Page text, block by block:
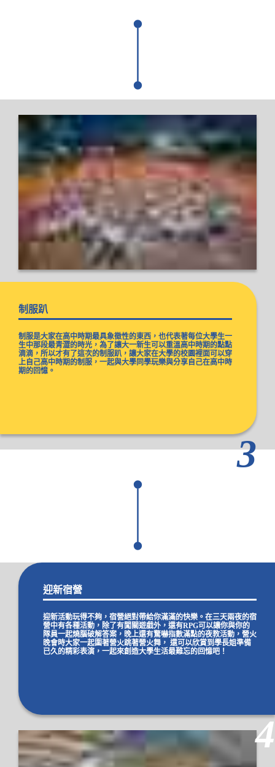
制服趴
制服是大家在高中時期最具象徵性的東西，也代表著每位大學生一
生中那段最青澀的時光，為了讓大一新生可以重溫高中時期的點點
滴滴，所以才有了這次的制服趴，讓大家在大學的校園裡面可以穿
上自己高中時期的制服，一起與大學同學玩樂與分享自己在高中時
期的回憶。
3
迎新宿營
迎新活動玩得不夠，宿營絕對帶給你滿滿的快樂。在三天兩夜的宿
營中有各種活動，除了有闖關遊戲外，還有RPG可以讓你與你的
隊員一起燒腦破解答案，晚上還有驚嚇指數滿點的夜教活動，營火
晚會時大家一起圍著營火跳著營火舞， 還可以欣賞到學長姐準備
已久的精彩表演，一起來創造大學生活最難忘的回憶吧！
4